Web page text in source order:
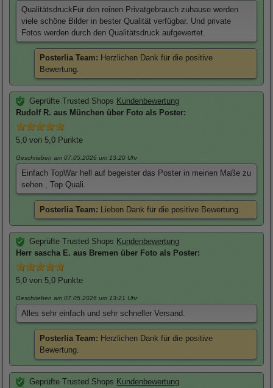
QualitätsdruckFür den reinen Privatgebrauch zuhause werden
viele schöne Bilder in bester Qualität verfügbar. Und private
Fotos werden durch den Qualitätsdruck aufgewertet.
Posterlia Team: Herzlichen Dank für die positive
Bewertung.
Geprüfte Trusted Shops Kundenbewertung
RudolfR. aus München über Foto als Poster:
5,0 von 5,0 Punkte
Geschrieben am 07.05.2026 um 13:20 Uhr
Einfach TopWar hell auf begeister das Poster in meinen Maße zu
sehen , Top Quali.
Posterlia Team: Lieben Dank für die positive Bewertung.
Geprüfte Trusted Shops Kundenbewertung
Herr saschaE. aus Bremen über Foto als Poster:
5,0 von 5,0 Punkte
Geschrieben am 07.05.2026 um 13:21 Uhr
Alles sehr einfach und sehr schneller Versand.
Posterlia Team: Herzlichen Dank für die positive
Bewertung.
Geprüfte Trusted Shops Kundenbewertung